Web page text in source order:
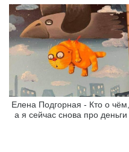
Елена Подгорная - Кто о чём,
а я сейчас снова про деньги